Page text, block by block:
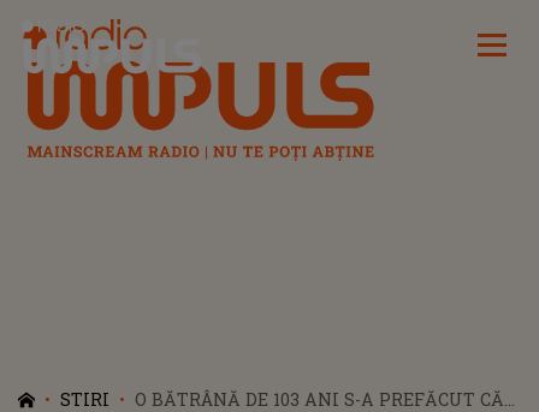
Radio Impuls
STIRI
O BĂTRÂNĂ DE 103 ANI S-A PREFĂCUT CĂ